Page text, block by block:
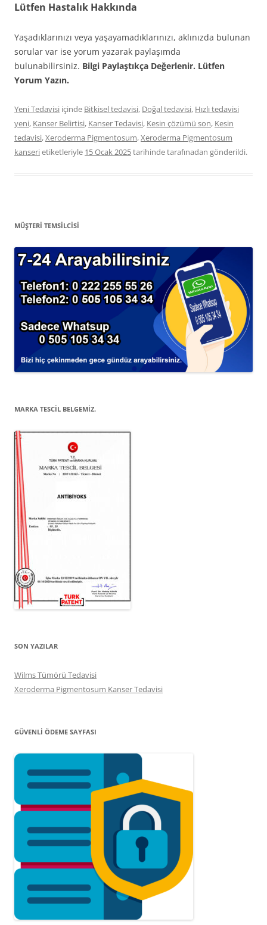
Lütfen Hastalık Hakkında
Yaşadıklarınızı veya yaşayamadıklarınızı, aklınızda bulunan
sorular var ise yorum yazarak paylaşımda
bulunabilirsiniz. Bilgi Paylaştıkça Değerlenir. Lütfen
Yorum Yazın.
Yeni Tedavisi içinde Bitkisel tedavisi, Doğal tedavisi, Hızlı tedavisi
yeni, Kanser Belirtisi, Kanser Tedavisi, Kesin çözümü son, Kesin
tedavisi,Xeroderma Pigmentosum,Xeroderma Pigmentosum
kanserietiketleriyle 15 Ocak 2025tarihindetarafınadan gönderildi.
MÜŞTERİ TEMSİLCİSİ
MARKA TESCIL BELGEMIZ.
SON YAZILAR
Wilms Tümörü Tedavisi
Xeroderma Pigmentosum Kanser Tedavisi
GÜVENLI ÖDEME SAYFASI